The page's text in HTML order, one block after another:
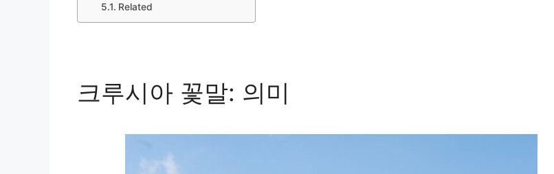
Related
크루시아 꽃말: 의미